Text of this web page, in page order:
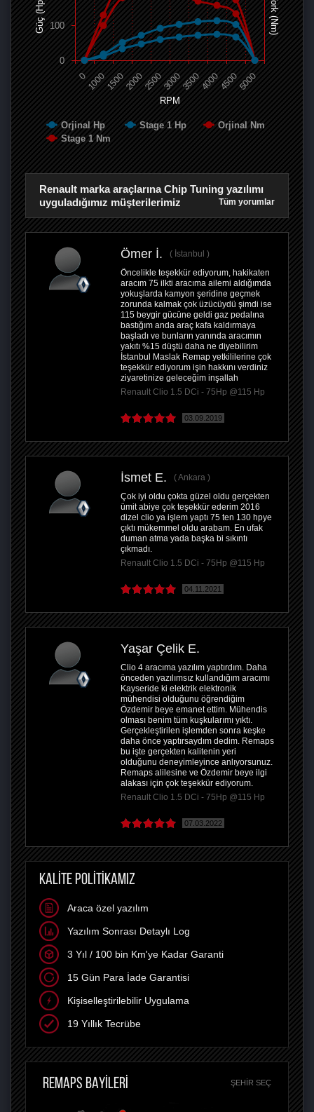
RPM
Güç (Hp) Tork (Nm)
Orjinal Hp Stage 1 Hp
Orjinal Nm
Stage 1 Nm
0 100015002000250030003500400045005000
0
100
Renault marka araçlarına Chip Tuning yazılımı
uyguladığımız müşterilerimiz
Tüm yorumlar
Ömer İ.
İstanbul
Öncelikle teşekkür ediyorum, hakikaten
aracım 75 ilkti aracıma ailemi aldığımda
yokuşlarda kamyon şeridine geçmek
zorunda kalmak çok üzücüydü şimdi ise
115 beygir gücüne geldi gaz pedalına
bastığım anda araç kafa kaldırmaya
başladı ve bunların yanında aracımın
yakıtı %15 düştü daha ne diyebilirim
İstanbul Maslak Remap yetkililerine çok
teşekkür ediyorum işin hakkını verdiniz
ziyaretinize geleceğim inşallah
Renault Clio 1.5 DCi - 75Hp @115 Hp
03.09.2019
İsmet E.
Ankara
Çok iyi oldu çokta güzel oldu gerçekten
ümit abiye çok teşekkür ederim 2016
dizel clio ya işlem yaptı 75 ten 130 hpye
çıktı mükemmel oldu arabam. En ufak
duman atma yada başka bi sıkıntı
çıkmadı.
Renault Clio 1.5 DCi - 75Hp @115 Hp
04.11.2021
Yaşar Çelik E.
Clio 4 aracıma yazılım yaptırdım. Daha
önceden yazılımsız kullandığım aracımı
Kayseride ki elektrik elektronik
mühendisi olduğunu öğrendiğim
Özdemir beye emanet ettim. Mühendis
olması benim tüm kuşkularımı yıktı.
Gerçekleştirilen işlemden sonra keşke
daha önce yaptırsaydım dedim. Remaps
bu işte gerçekten kalitenin yeri
olduğunu deneyimleyince anlıyorsunuz.
Remaps alilesine ve Özdemir beye ilgi
alakası için çok teşekkür ediyorum.
Renault Clio 1.5 DCi - 75Hp @115 Hp
07.03.2022
KALİTE POLİTİKAMIZ
Araca özel yazılım
Yazılım Sonrası Detaylı Log
3 Yıl / 100 bin Km'ye Kadar Garanti
15 Gün Para İade Garantisi
Kişiselleştirilebilir Uygulama
19 Yıllık Tecrübe
REMAPS BAYİLERİ ŞEHIR SEÇ